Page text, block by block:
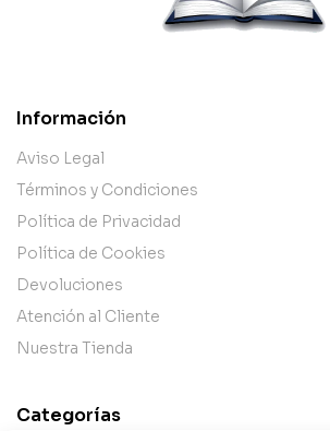
Información
Aviso Legal
Términos y Condiciones
Política de Privacidad
Política de Cookies
Devoluciones
Atención al Cliente
Nuestra Tienda
Categorías